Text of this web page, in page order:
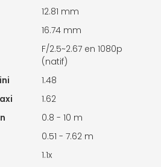
12.81 mm
16.74 mm
F/2.5~2.67 en 1080p
(natif)
1.48
1.62
0.8 - 10 m
0.51 - 7.62 m
1.1x